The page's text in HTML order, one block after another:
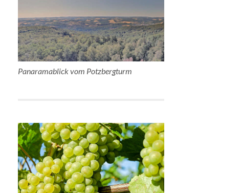
Panaramablick vom Potzbergturm